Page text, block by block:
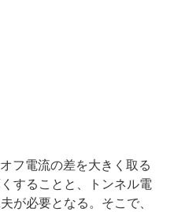
フ電流の差を大きく取る
することと、トンネル電
が必要となる。そこで、